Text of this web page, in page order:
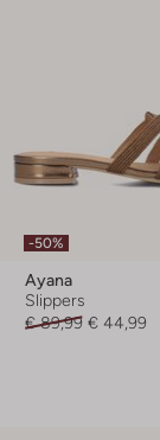
-50%
Ayana
Slippers
€ 89,99 € 44,99